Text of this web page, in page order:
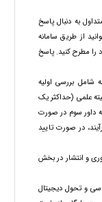
به دنبال پاسخ
از طریق سامانه
را مطرح کنید. پاسخ
شامل بررسی اولیه
علمی (حداکثر یک
داور سوم در صورت
در صورت تایید
و انتشار در بخش
و تحول دیجیتال